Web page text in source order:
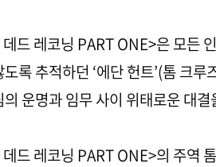
드 레코닝 PART ONE>은 모든
록 추적하던 ‘에단 헌트’(톰 크
운명과 임무 사이 위태로운 대
드 레코닝 PART ONE>의 주역